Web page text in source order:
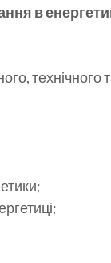
в
технічного